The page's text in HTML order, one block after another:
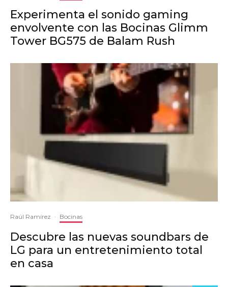
Experimenta el sonido gaming
envolvente con las Bocinas Glimm
Tower BG575 de Balam Rush
Raúl Ramírez · Bocinas
Descubre las nuevas soundbars de
LG para un entretenimiento total
en casa